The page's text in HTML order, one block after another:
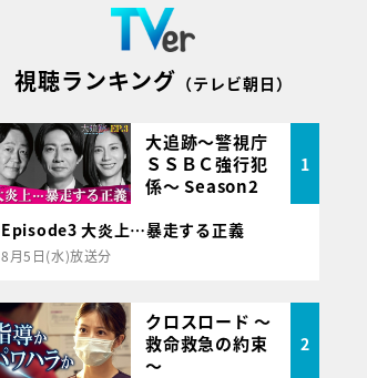
視聴ランキング （テレビ朝日）
大追跡～警視庁
ＳＳＢＣ強行犯
係～ Season2
1
Episode3 大炎上…暴走する正義
8月5日(水)放送分
クロスロード ～
救命救急の約束
～
2